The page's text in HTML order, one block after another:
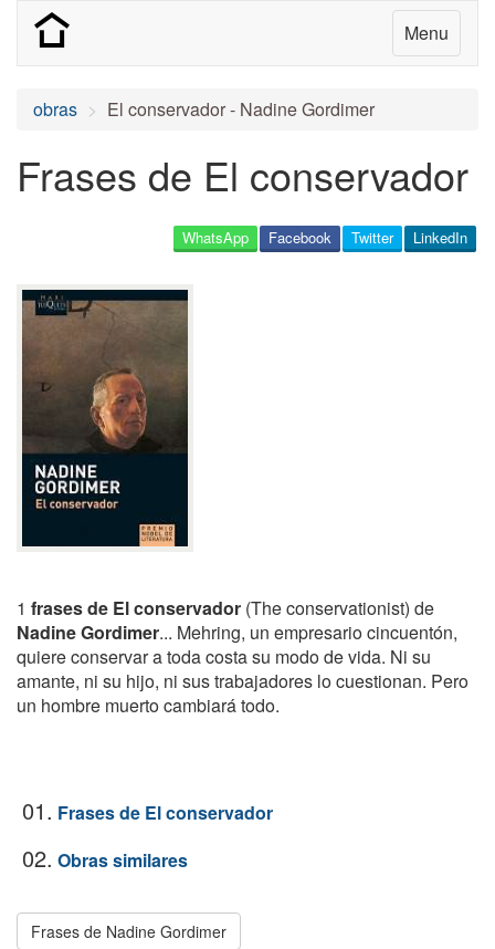
Menu
obras El conservador - Nadine Gordimer
Frases de El conservador
LinkedIn
Twitter
Facebook
WhatsApp
1 frases de El conservador (The conservationist) de
Nadine Gordimer... Mehring, un empresario cincuentón,
quiere conservar a toda costa su modo de vida. Ni su
amante, ni su hijo, ni sus trabajadores lo cuestionan. Pero
un hombre muerto cambiará todo.
01. Frases de El conservador
02. Obras similares
Frases de Nadine Gordimer